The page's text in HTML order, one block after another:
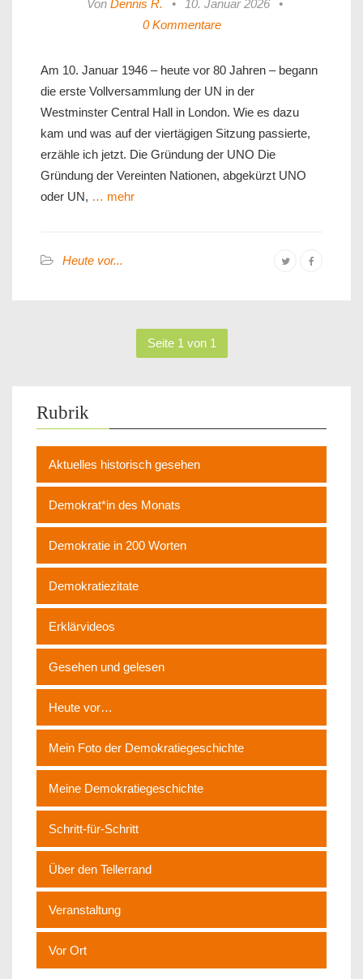
Von Dennis R. • 10. Januar 2026
•
0 Kommentare
Am 10. Januar 1946 – heute vor 80 Jahren – begann
die erste Vollversammlung der UN in der
Westminster Central Hall in London. Wie es dazu
kam und was auf der viertägigen Sitzung passierte,
erzähle ich jetzt. Die Gründung der UNO Die
Gründung der Vereinten Nationen, abgekürzt UNO
oder UN, … mehr
Heute vor...
Seite 1 von 1
Rubrik
Aktuelles historisch gesehen
Demokrat*in des Monats
Demokratie in 200 Worten
Demokratiezitate
Erklärvideos
Gesehen und gelesen
Heute vor…
Mein Foto der Demokratiegeschichte
Meine Demokratiegeschichte
Schritt-für-Schritt
Über den Tellerrand
Veranstaltung
Vor Ort